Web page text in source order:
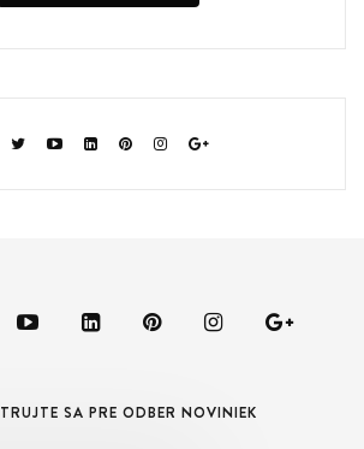
SA PRE ODBER NOVINIEK